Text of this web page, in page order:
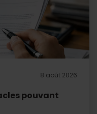
8 août 2026
pouvant